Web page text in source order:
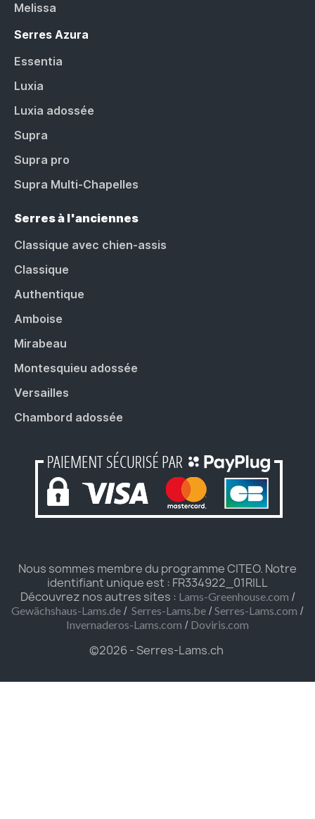
Melissa
Serres Azura
Essentia
Luxia
Luxia adossée
Supra
Supra pro
Supra Multi-Chapelles
Serres à l'anciennes
Classique avec chien-assis
Classique
Authentique
Amboise
Mirabeau
Montesquieu adossée
Versailles
Chambord adossée
Nous sommes membre du programme CITEO. Notre
identifiant unique est : FR334922_01RILL
Découvrez nos autres sites : Lams-Greenhouse.com /
Gewächshaus-Lams.de / Serres-Lams.be /Serres-Lams.com /
Invernaderos-Lams.com / Doviris.com
©2026 - Serres-Lams.ch